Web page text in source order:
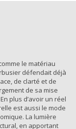
le matériau
défendait déjà
de clarté et de
de sa mise
plus d’avoir un réel
est aussi le mode
La lumière
en apportant